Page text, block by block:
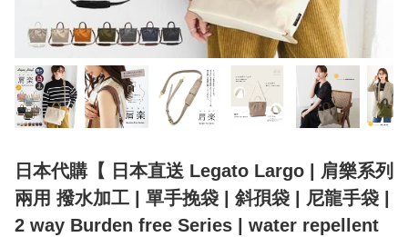
日本代購【 日本直送 Legato Largo | 肩樂系列
兩用 撥水加工 | 單手挽袋 | 斜孭袋 | 尼龍手袋 |
2 way Burden free Series | water repellent